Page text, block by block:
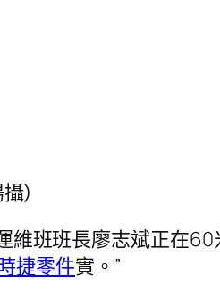
）
維班班長廖志斌正在
捷零件實。”